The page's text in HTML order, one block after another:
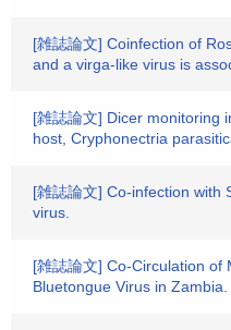
[雑誌論文] Coinfection of
and a virga-like virus is
[雑誌論文] Dicer monitoring
host, Cryphonectria
[雑誌論文] Co-infection with
virus.
[雑誌論文] Co-Circulation of
Bluetongue Virus in Zambia.